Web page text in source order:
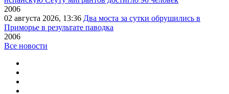
2006
02 августа 2026, 13:36 Два моста за сутки обрушились в
Приморье в результате паводка
2006
Все новости